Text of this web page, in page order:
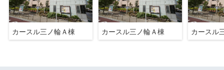
カースル三ノ輪Ａ棟 カースル三ノ輪Ａ棟 カースル